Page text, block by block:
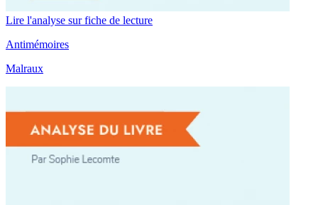
Lire l'analyse sur fiche de lecture
Antimémoires
Malraux